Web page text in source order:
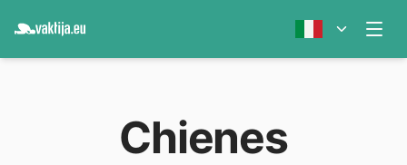
Chienes